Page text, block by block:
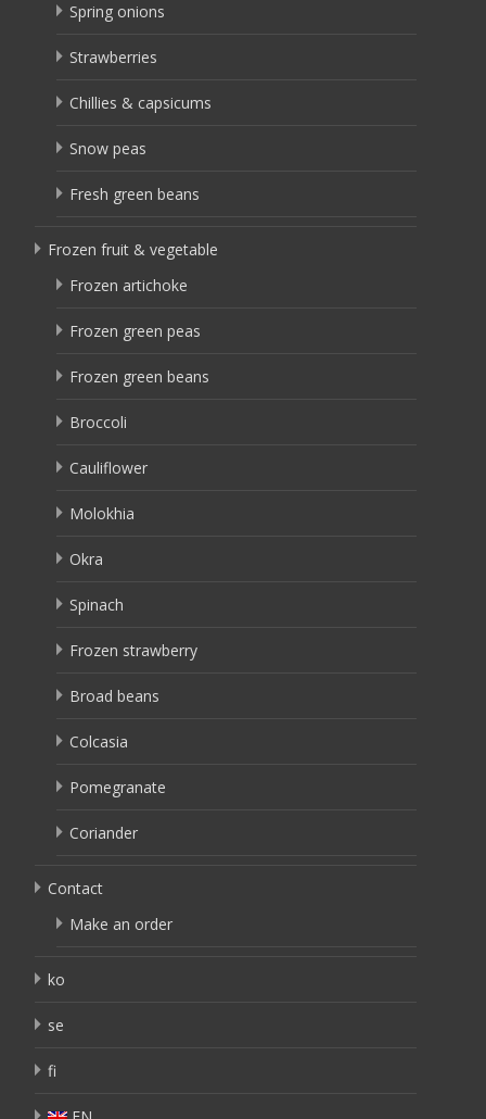
Spring onions
Strawberries
Chillies & capsicums
Snow peas
Fresh green beans
Frozen fruit & vegetable
Frozen artichoke
Frozen green peas
Frozen green beans
Broccoli
Cauliflower
Molokhia
Okra
Spinach
Frozen strawberry
Broad beans
Colcasia
Pomegranate
Coriander
Contact
Make an order
ko
se
fi